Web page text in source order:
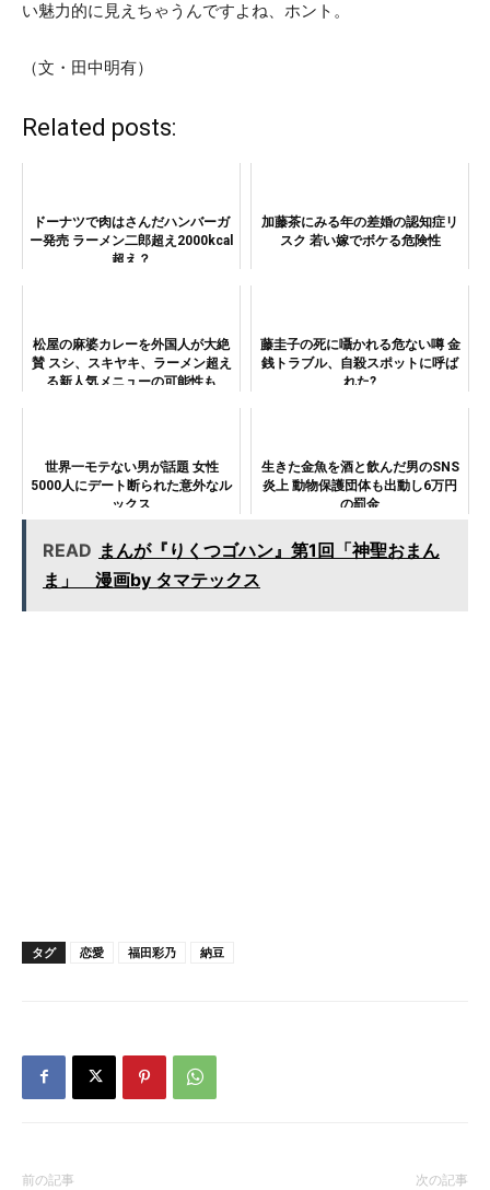
い魅力的に見えちゃうんですよね、ホント。
（文・田中明有）
Related posts:
ドーナツで肉はさんだハンバーガ
ー発売 ラーメン二郎超え2000kcal
超え？
加藤茶にみる年の差婚の認知症リ
スク 若い嫁でボケる危険性
松屋の麻婆カレーを外国人が大絶
賛 スシ、スキヤキ、ラーメン超え
る新人気メニューの可能性も
藤圭子の死に囁かれる危ない噂 金
銭トラブル、自殺スポットに呼ば
れた?
世界一モテない男が話題 女性
5000人にデート断られた意外なル
ックス
生きた金魚を酒と飲んだ男のSNS
炎上 動物保護団体も出動し6万円
の罰金
READ まんが『りくつゴハン』第1回「神聖おまん
ま」 漫画by タマテックス
タグ 恋愛 福田彩乃 納豆
前の記事 次の記事